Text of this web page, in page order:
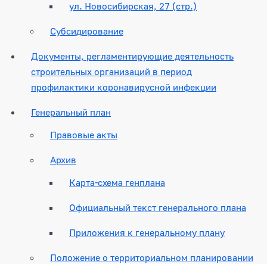
ул. Новосибирская, 27 (стр.)
Субсидирование
Документы, регламентирующие деятельность
строительных организаций в период
профилактики коронавирусной инфекции
Генеральный план
Правовые акты
Архив
Карта-схема генплана
Официальный текст генерального плана
Приложения к генеральному плану
Положение о территориальном планировании